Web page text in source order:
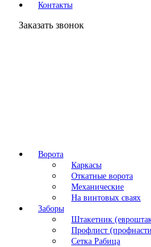
Контакты
Заказать звонок
Ворота
Каркасы
Откатные ворота
Механические
На винтовых сваях
Заборы
Штакетник
Профлист
Сетка Рабица